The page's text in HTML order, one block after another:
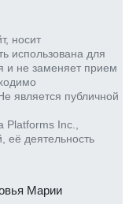
Марии
носит
использована для
и не заменяет прием
является публичной
Platforms Inc.,
её деятельность